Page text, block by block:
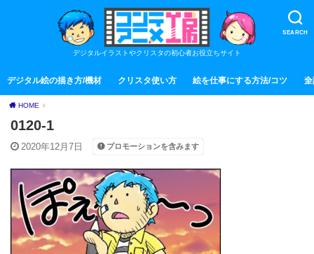
SEARCH
デジタルイラストやクリスタの初心者お役立ちサイト
デジタル絵の描き方/機材 クリスタ使い方 絵を仕事にする方法/コツ 全
HOME
0120-1
2020年12月7日 プロモーションを含みます